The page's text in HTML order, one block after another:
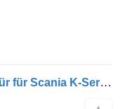
SCANIA, SAIL 2267707 2814012 Tür für Scania K-Series (2016-) Bus